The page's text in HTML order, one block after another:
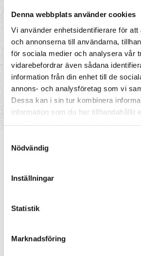
Denna webbplats använder cookies
Vi använder enhetsidentifierare för att
och annonserna till användarna,
för sociala medier och analysera vår
vidarebefordrar även sådana
information från din enhet till de
annons- och analysföretag som vi
Dessa kan i sin tur kombinera
information som du har tillhandahållit
Nödvändig
Inställningar
Statistik
Marknadsföring
Glöm inte att
telefonnummer samt
vill bli
E-post